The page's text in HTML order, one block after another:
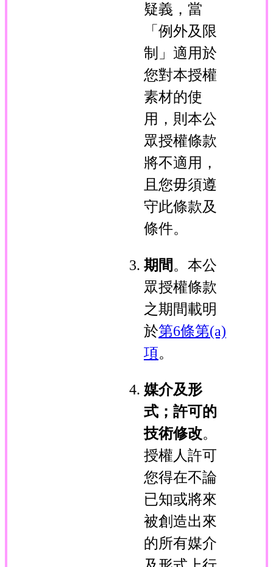
疑義，當
「例外及限
制」適用於
您對本授權
素材的使
用，則本公
眾授權條款
將不適用，
且您毋須遵
守此條款及
條件。
期間。本公
眾授權條款
之期間載明
於第6條第(a)
項。
媒介及形
式；許可的
技術修改。
授權人許可
您得在不論
已知或將來
被創造出來
的所有媒介